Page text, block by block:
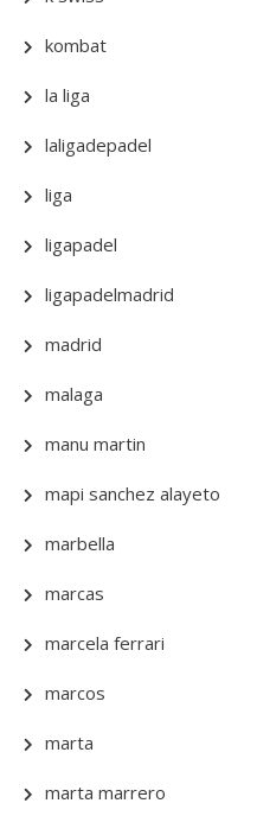
kombat
la liga
laligadepadel
liga
ligapadel
ligapadelmadrid
madrid
malaga
manu martin
mapi sanchez alayeto
marbella
marcas
marcela ferrari
marcos
marta
marta marrero